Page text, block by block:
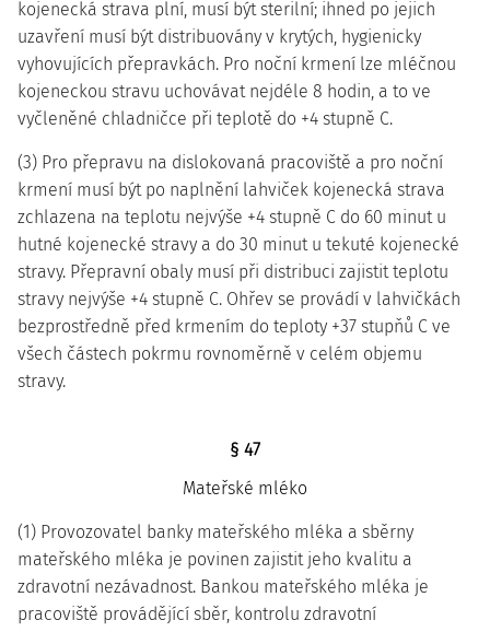
kojenecká strava plní, musí být sterilní; ihned po jejich
uzavření musí být distribuovány v krytých, hygienicky
vyhovujících přepravkách. Pro noční krmení lze mléčnou
kojeneckou stravu uchovávat nejdéle 8 hodin, a to ve
vyčleněné chladničce při teplotě do +4 stupně C.
(3) Pro přepravu na dislokovaná pracoviště a pro noční
krmení musí být po naplnění lahviček kojenecká strava
zchlazena na teplotu nejvýše +4 stupně C do 60 minut u
hutné kojenecké stravy a do 30 minut u tekuté kojenecké
stravy. Přepravní obaly musí při distribuci zajistit teplotu
stravy nejvýše +4 stupně C. Ohřev se provádí v lahvičkách
bezprostředně před krmením do teploty +37 stupňů C ve
všech částech pokrmu rovnoměrně v celém objemu
stravy.
§ 47
Mateřské mléko
(1) Provozovatel banky mateřského mléka a sběrny
mateřského mléka je povinen zajistit jeho kvalitu a
zdravotní nezávadnost. Bankou mateřského mléka je
pracoviště provádějící sběr, kontrolu zdravotní